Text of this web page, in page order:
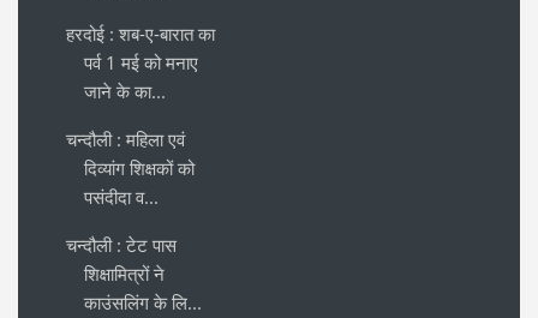
हरदोई : शब-ए-बारात का
पर्व 1 मई को मनाए
जाने के का...
चन्दौली : महिला एवं
दिव्यांग शिक्षकों को
पसंदीदा व...
चन्दौली : टेट पास
शिक्षामित्रों ने
काउंसलिंग के लि...